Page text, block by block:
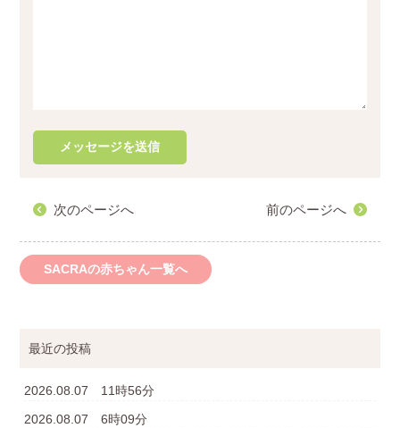
次のページへ 前のページへ
SACRAの赤ちゃん一覧へ
最近の投稿
2026.08.07 11時56分
2026.08.07 6時09分